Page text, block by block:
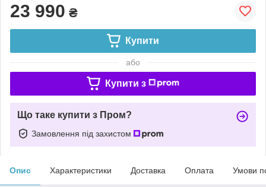
23 990 ₴
Купити
або
Купити з
Що таке купити з Пром?
Замовлення під захистом
Опис Характеристики Доставка Оплата Умови